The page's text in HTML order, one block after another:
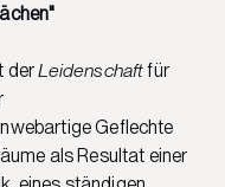
derLeidenschaftfür
Geflechte
als Resultat einer